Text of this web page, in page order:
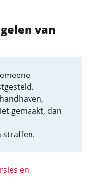
van
gemaakt, dan
straffen.
en